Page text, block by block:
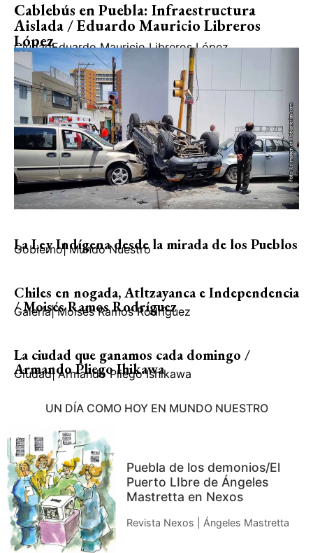
Cablebús en Puebla: Infraestructura
Aislada / Eduardo Mauricio Libreros
López
CiudadEduardo Mauricio Libreros López
La Ley Indígena desde la mirada de los Pueblos
Gobierno| Mundo Nuestro
Chiles en nogada, Atltzayanca e Independencia
/ Moisés Ramos Rodríguez
Galería| Moisés Ramos Rodríguez
La ciudad que ganamos cada domingo /
Armando Pliego Ihikawa
Ciudad| Armando Pliego Ishikawa
UN DÍA COMO HOY EN MUNDO NUESTRO
Puebla de los demonios/El
Puerto LIbre de Ángeles
Mastretta en Nexos
Revista Nexos | Ángeles Mastretta